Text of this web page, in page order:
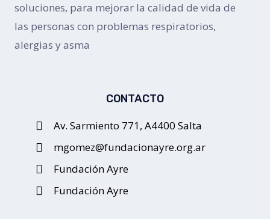
soluciones, para mejorar la calidad de vida de
las personas con problemas respiratorios,
alergias y asma
CONTACTO
Av. Sarmiento 771, A4400 Salta
mgomez@fundacionayre.org.ar
Fundación Ayre
Fundación Ayre